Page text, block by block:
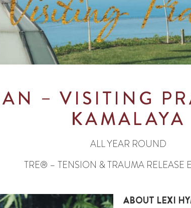
– VISITING
KAMALAYA
ALL YEAR ROUND
TRE® – TENSION &TRAUMA RELEASE
ABOUT LEXI